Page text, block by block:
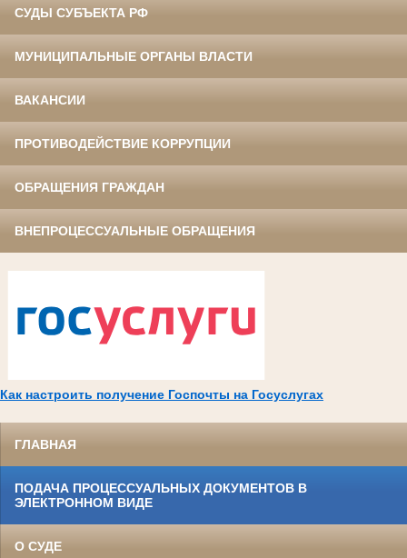
СУДЫ СУБЪЕКТА РФ
МУНИЦИПАЛЬНЫЕ ОРГАНЫ ВЛАСТИ
ВАКАНСИИ
ПРОТИВОДЕЙСТВИЕ КОРРУПЦИИ
ОБРАЩЕНИЯ ГРАЖДАН
ВНЕПРОЦЕССУАЛЬНЫЕ ОБРАЩЕНИЯ
Как настроить получение Госпочты на Госуслугах
ГЛАВНАЯ
ПОДАЧА ПРОЦЕССУАЛЬНЫХ ДОКУМЕНТОВ В
ЭЛЕКТРОННОМ ВИДЕ
О СУДЕ